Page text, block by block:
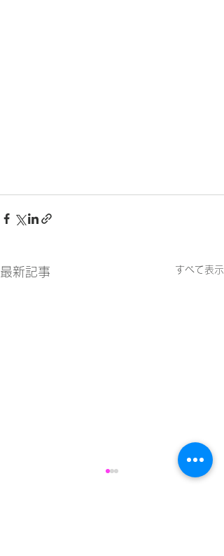
最新記事 すべて表示